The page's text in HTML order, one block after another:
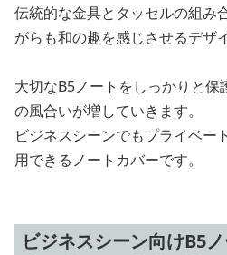
伝統的な金具とタッセルの組み
がらも和の趣を感じさせるデザ
大切なB5ノートをしっかりと
の風合いが増していきます。
ビジネスシーンでもプライベー
用できるノートカバーです。
ビジネスシーン向けB5